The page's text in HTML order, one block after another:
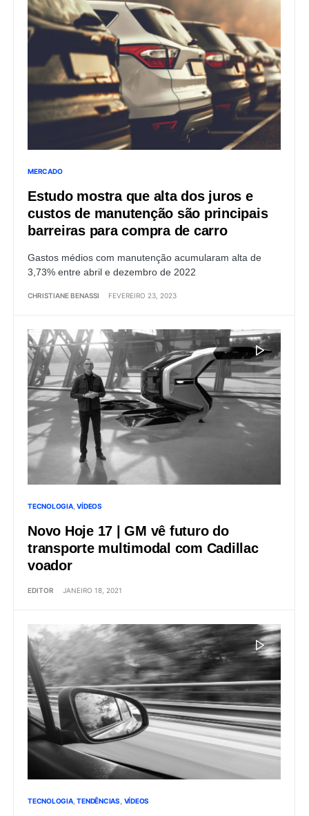
MERCADO
Estudo mostra que alta dos juros e
custos de manutenção são principais
barreiras para compra de carro
Gastos médios com manutenção acumularam alta de
3,73% entre abril e dezembro de 2022
CHRISTIANE BENASSI FEVEREIRO 23, 2023
TECNOLOGIA VÍDEOS
Novo Hoje 17 | GM vê futuro do
transporte multimodal com Cadillac
voador
EDITOR JANEIRO 18, 2021
TECNOLOGIA TENDÊNCIAS VÍDEOS